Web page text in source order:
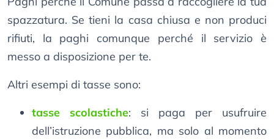
spazzatura. Se tieni la casa chiusa e non produci
rifiuti, la paghi comunque perché il servizio è
messo a disposizione per te.
Altri esempi di tasse sono:
tasse scolastiche: si paga per usufruire
dell’istruzione pubblica, ma solo al momento